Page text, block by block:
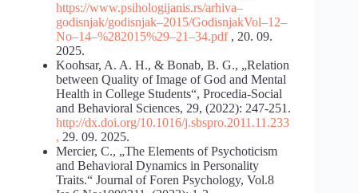
https://www.psihologijanis.rs/arhiva–
godisnjak/godisnjak–2015/GodisnjakVol–12–
No–14–%282015%29–21–34.pdf, 20. 09.
2025.
Koohsar, A. A. H., & Bonab, B. G., „Relation
between Quality of Image of God and Mental
Health in College Students“, Procedia-Social
and Behavioral Sciences, 29, (2022): 247-251.
http://dx.doi.org/10.1016/j.sbspro.2011.11.233
, 29. 09. 2025.
Mercier, C., „The Elements of Psychoticism
and Behavioral Dynamics in Personality
Traits.“ Journal of Foren Psychology, Vol.8